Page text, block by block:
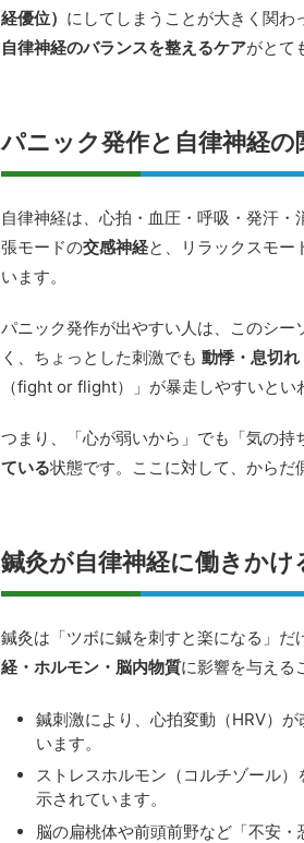
経優位） にしてしまうことが大きく関
自律神経のバランスを整えるケアがとて
パニック発作と自律神経の
自律神経は、心拍・血圧・呼吸・発汗
張モードの交感神経と、リラックスモー
います。
パニック発作が出やすい人は、このシー
く、ちょっとした刺激でも 動悸・息切
（fight or flight）」が暴走しやすいとい
つまり、「心が弱いから」でも「気の持
ている状態です。ここに対して、からだ
鍼灸が自律神経に働きか
鍼灸は「ツボに鍼を刺すと楽になる」だ
経・ホルモン・脳内物質に影響を与える
鍼刺激により、心拍変動（HRV）
います。
ストレスホルモン（コルチゾール
示されています。
脳の扁桃体や前頭前野など「不安